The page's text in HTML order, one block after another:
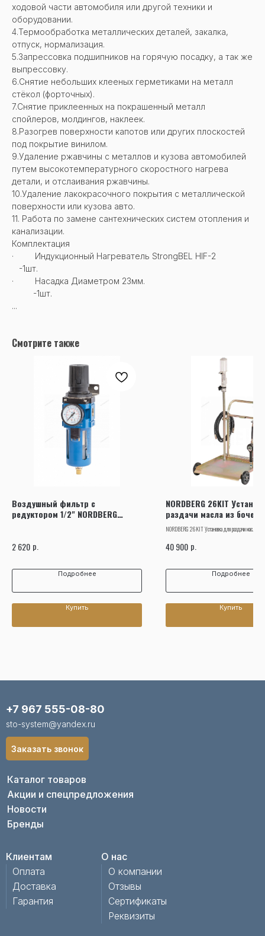
ходовой части автомобиля или другой техники и
оборудовании.
4.Термообработка металлических деталей, закалка,
отпуск, нормализация.
5.Запрессовка подшипников на горячую посадку, а так же
выпрессовку.
6.Снятие небольших клееных герметиками на металл
стёкол (форточных).
7.Снятие приклеенных на покрашенный металл
спойлеров, молдингов, наклеек.
8.Разогрев поверхности капотов или других плоскостей
под покрытие винилом.
9.Удаление ржавчины с металлов и кузова автомобилей
путем высокотемпературного скоростного нагрева
детали, и отслаивания ржавчины.
10.Удаление лакокрасочного покрытия с металлической
поверхности или кузова авто.
11. Работа по замене сантехнических систем отопления и
канализации.
Комплектация
· Индукционный Нагреватель StrongBEL HIF-2
-1шт.
· Насадка Диаметром 23мм.
-1шт.
...
Смотрите также
Воздушный фильтр с
редуктором 1/2" NORDBERG
2 620 р.
Подробнее
Купить
NORDBERG 26KIT
раздачи масла из бочек
тележкой
NORDBERG 26KIT Установка для раздачи масла из
40 900 р.
Подробнее
Купить
Каталог товаров
Акции и спецпредложения
Новости
Бренды
Клиентам
Оплата
Доставка
Гарантия
О нас
О компании
Отзывы
Сертификаты
Реквизиты
+7 967 555-08-80
sto-system@yandex.ru
Заказать звонок